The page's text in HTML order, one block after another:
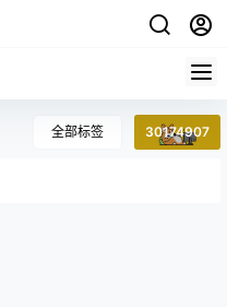
全部标签 30174907